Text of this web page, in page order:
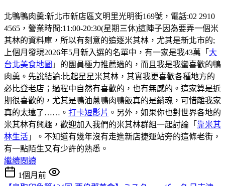
北鴨鴨肉羹:新北市新店區文明里光明街169號，電話:02 2910
4565，營業時間:11:00-20:30(星期三休)這陣子因為要弄一個米
其林的資料庫，所以有刻意的追逐米其林，尤其是新北市的;
上個月發現2026年5月新入選的名單中，有一家是我43萬「 大
台北美食地圖 」的團員極力推薦過的，而且我是我蠻喜歡的鴨
肉羹。先說結論:比起星星米其林，其實我更喜歡各種地方的
必比登老店；過程中自然有喜歡的，也有無感的。這家算是近
期很喜歡的，尤其是鴨油蔥鴨肉鴨飯真的是銷魂，可惜離我家
真的太遠了……。 打卡短影片 。另外，如果你也對世界各地的
米其林有興趣，歡迎加入我們的米其林群組一起討論「 靠米其
林生活 」。不知道有幾年沒有走進新店捷運站旁的這條老街，
有一點陌生又有少許的熟悉。
繼續閱讀
1個月前